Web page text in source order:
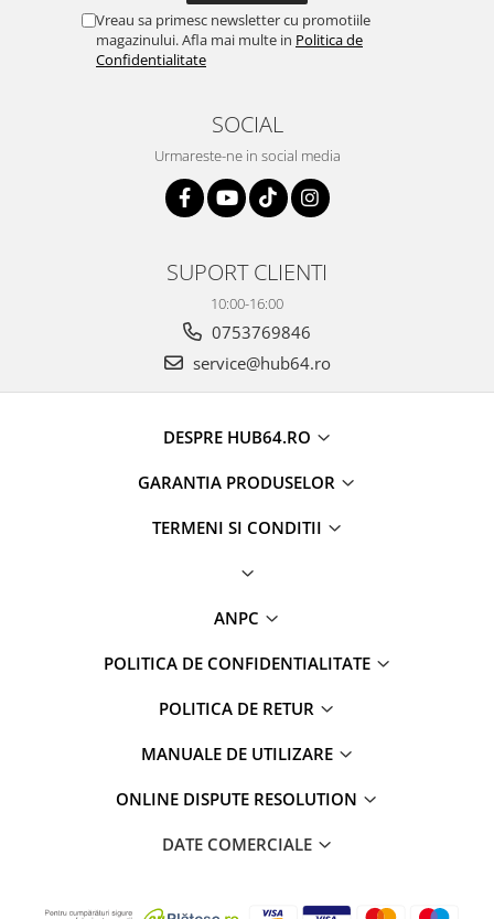
Vreau sa primesc newsletter cu promotiile
magazinului. Afla mai multe in Politica de
Confidentialitate
SOCIAL
Urmareste-ne in social media
SUPORT CLIENTI
10:00-16:00
0753769846
service@hub64.ro
DESPRE HUB64.RO
GARANTIA PRODUSELOR
TERMENI SI CONDITII
ANPC
POLITICA DE CONFIDENTIALITATE
POLITICA DE RETUR
MANUALE DE UTILIZARE
ONLINE DISPUTE RESOLUTION
DATE COMERCIALE